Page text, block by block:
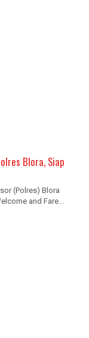
Blora, Siap
(Polres) Blora
and Fare...